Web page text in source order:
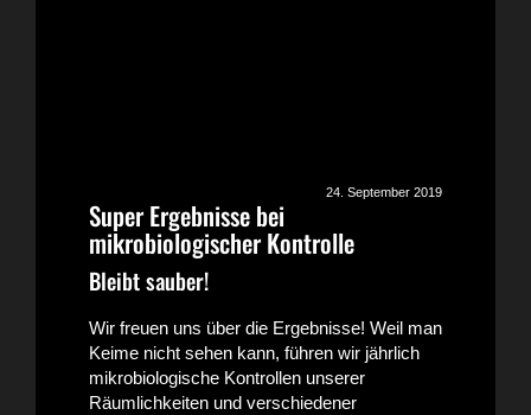
24. September 2019
Super Ergebnisse bei
mikrobiologischer Kontrolle
Bleibt sauber!
Wir freuen uns über die Ergebnisse! Weil man
Keime nicht sehen kann, führen wir jährlich
mikrobiologische Kontrollen unserer
Räumlichkeiten und verschiedener